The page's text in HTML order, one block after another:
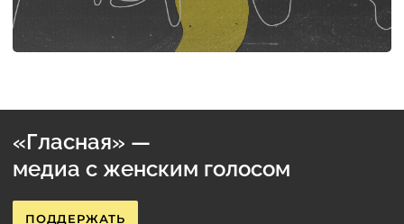
«Гласная» —
медиа с женским голосом
ПОДДЕРЖАТЬ